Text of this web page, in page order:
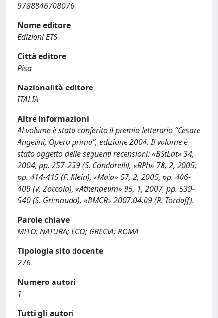
9788846708076
Nome editore
Edizioni ETS
Città editore
Pisa
Nazionalità editore
ITALIA
Altre informazioni
Al volume è stato conferito il premio letterario “Cesare
Angelini, Opera prima”, edizione 2004. Il volume è
stato oggetto delle seguenti recensioni: «BStLat» 34,
2004, pp. 257-259 (S. Condorelli), «RPh» 78, 2, 2005,
pp. 414-415 (F. Klein), «Maia» 57, 2, 2005, pp. 406-
409 (V. Zoccola), «Athenaeum» 95, 1, 2007, pp. 539-
540 (S. Grimaudo), «BMCR» 2007.04.09 (R. Tordoff).
Parole chiave
MITO; NATURA; ECO; GRECIA; ROMA
Tipologia sito docente
276
Numero autori
1
Tutti gli autori